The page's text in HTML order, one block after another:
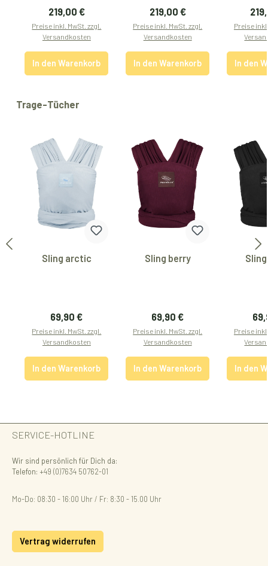
Regulärer Preis:
219,00 €
Preise inkl. MwSt. zzgl.
Versandkosten
In den Warenkorb
Regulärer Preis:
219,00 €
Preise inkl. MwSt. zzgl.
Versandkosten
In den Warenkorb
Preise
In den
Produktgalerie überspringen
Trage-Tücher
Sling arctic
Regulärer Preis:
69,90 €
Preise inkl. MwSt. zzgl.
Versandkosten
In den Warenkorb
Sling berry
Regulärer Preis:
69,90 €
Preise inkl. MwSt. zzgl.
Versandkosten
In den Warenkorb
Preise
In den
SERVICE-HOTLINE
Wir sind persönlich für Dich da:
Telefon: +49 (0)7634 50762-01
Mo-Do: 08:30 - 16:00 Uhr / Fr: 8:30 - 15.00 Uhr
Vertrag widerrufen